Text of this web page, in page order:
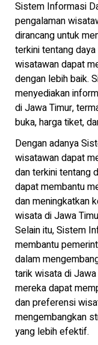
Sistem Informasi
pengalaman
dirancang untuk
terkini tentang
wisatawan dapat
dengan lebih baik.
menyediakan
di Jawa Timur,
buka, harga tiket,
Dengan adanya
wisatawan dapat
dan terkini tentang
dapat membantu
dan meningkatkan
wisata di Jawa
Selain itu, Sistem
membantu
dalam
tarik wisata di
mereka dapat
dan preferensi
mengembangkan
yang lebih efektif.